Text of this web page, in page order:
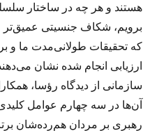
هستند و هر چه در ساختار
برویم، شکاف جنسیتی
ارزیابی انجام شده نشان
سازمانی از دیدگاه رؤسا،
آن‌ها در سه چهارم عوامل
رهبری بر مردان هم‌رده‌شان